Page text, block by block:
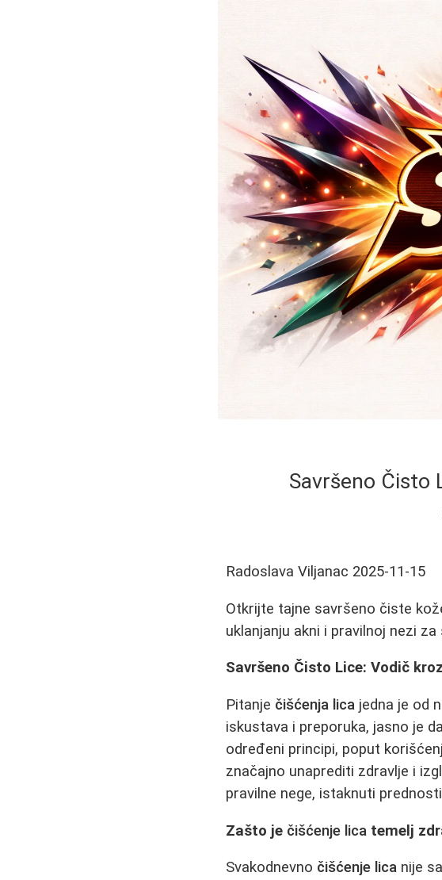
Savršeno Čisto
Radoslava Viljanac 2025-11-15
Otkrijte tajne savršeno čiste
uklanjanju akni i pravilnoj nezi
Savršeno Čisto Lice: Vodič kroz
Pitanje čišćenja lica jedna je od
iskustava i preporuka, jasno je
određeni principi, poput
značajno unaprediti zdravlje i
pravilne nege, istaknuti
Zašto je čišćenje lica temelj
Svakodnevno čišćenje lica nije